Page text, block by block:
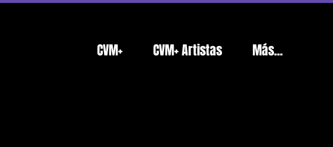
CVM+ CVM+ Artistas Más...